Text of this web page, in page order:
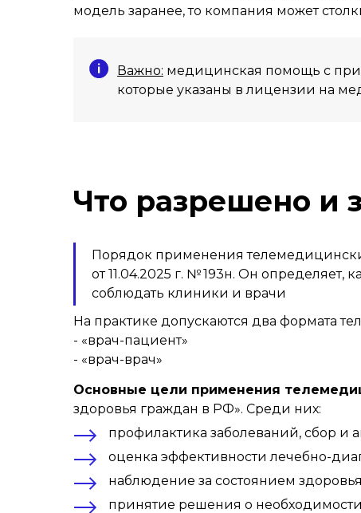
модель заранее, то компания может
Важно: медицинская помощь с
которые указаны в лицензии на
Что разрешено и
Порядок применения
от 11.04.2025 г. № 193н. Он
соблюдать клиники и врачи
На практике допускаются два формата
- «врач-пациент»
- «врач-врач»
Основные цели применения
здоровья граждан в РФ». Среди них:
профилактика заболеваний, сбор и
оценка эффективности лечебно-
наблюдение за состоянием
принятие решения о